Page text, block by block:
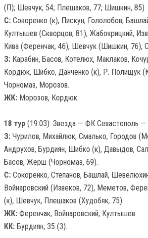
(П); Шевчук, 54; Плешаков, 77; Шишкин, 85)
С: Сокоренко (к), Пискун, Гололобов,
Култышев (Скворцов, 81), Жабокрицкий,
Кива (Ференчак, 46), Шевчук (Шишкин, 76),
З: Карабин, Басов, Котелюх, Маклаков,
Кордюк, Шибко, Данченко (к), Р. Полищук
Чорномаз, Морозов.
ЖК: Морозов, Кордюк.
18 тур (19.03): Звезда — ФК Севастополь —
З: Чурилов, Михайлюк, Смалько, Городов
Андрухов, Бурдиян, Шибко (к), Давыдов,
Басов, Жерш (Чорномаз, 69).
С: Сокоренко, Степанов, Башлай,
Войнаровский (Извеков, 72), Меметов,
(к), Шевчук, Плешаков (Худобяк, 75).
ЖК: Ференчак, Войнаровский, Култышев.
КК: Бурдиян, 35 (З).